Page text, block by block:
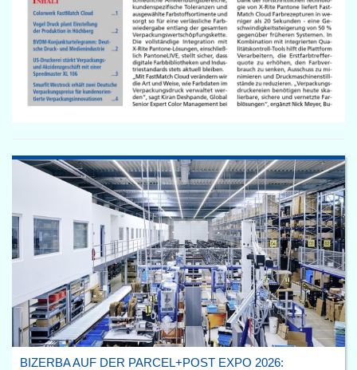
BIZERBA AUF DER PARCEL+POST EXPO 2026: